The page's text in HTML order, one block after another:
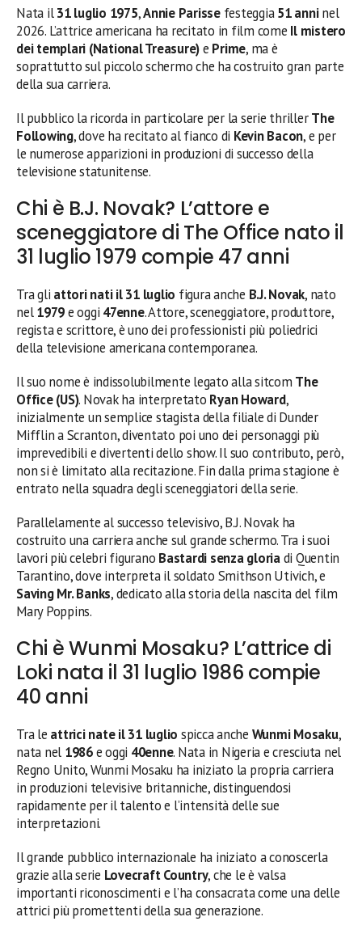
Nata il31 luglio 1975,Annie Parissefesteggia51 anninel
2026. L’attrice americana ha recitato in film come Il mistero
dei templari (National Treasure)e Prime, ma è
soprattutto sul piccolo schermo che ha costruito gran parte
della sua carriera.
Il pubblico la ricorda in particolare per la serie thrillerThe
Following, dove ha recitato al fianco di Kevin Bacon, e per
le numerose apparizioni in produzioni di successo della
televisione statunitense.
Chi è B.J. Novak? L’attore e
sceneggiatore di The Office nato il
31 luglio 1979 compie 47 anni
Tra gli attori nati il 31 luglio figura anche B.J. Novak, nato
nel1979e oggi 47enne. Attore, sceneggiatore, produttore,
regista e scrittore, è uno dei professionisti più poliedrici
della televisione americana contemporanea.
Il suo nome è indissolubilmente legato alla sitcom The
Office (US). Novak ha interpretato Ryan Howard,
inizialmente un semplice stagista della filiale di Dunder
Mifflin a Scranton, diventato poi uno dei personaggi più
imprevedibili e divertenti dello show. Il suo contributo, però,
non si è limitato alla recitazione. Fin dalla prima stagione è
entrato nella squadra degli sceneggiatori della serie.
Parallelamente al successo televisivo, B.J. Novak ha
costruito una carriera anche sul grande schermo. Tra i suoi
lavori più celebri figurano Bastardi senza gloriadi Quentin
Tarantino, dove interpreta il soldato Smithson Utivich, e
Saving Mr. Banks, dedicato alla storia della nascita del film
Mary Poppins.
Chi è Wunmi Mosaku? L’attrice di
Loki nata il 31 luglio 1986 compie
40 anni
Tra le attrici nate il 31 luglio spicca anche Wunmi Mosaku,
nata nel 1986e oggi 40enne. Nata in Nigeria e cresciuta nel
Regno Unito, Wunmi Mosaku ha iniziato la propria carriera
in produzioni televisive britanniche, distinguendosi
rapidamente per il talento e l’intensità delle sue
interpretazioni.
Il grande pubblico internazionale ha iniziato a conoscerla
grazie alla serie Lovecraft Country, che le è valsa
importanti riconoscimenti e l’ha consacrata come una delle
attrici più promettenti della sua generazione.